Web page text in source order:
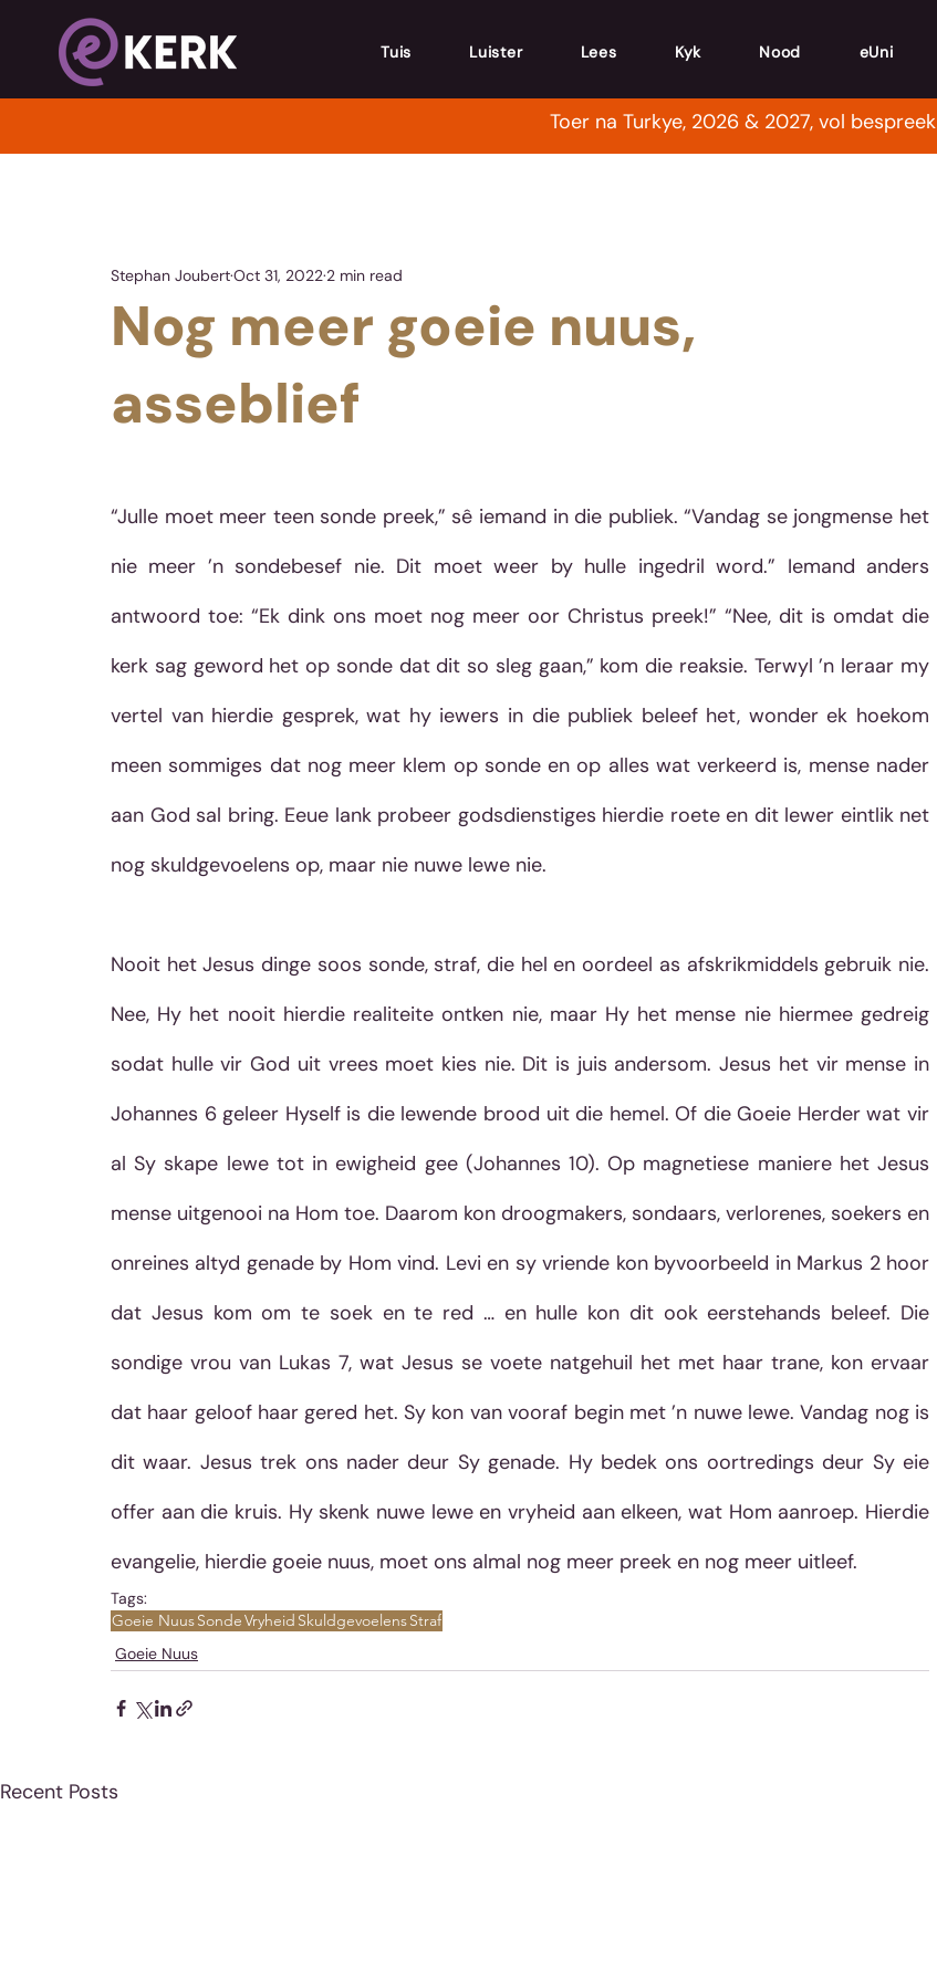
Tuis Luister Lees Kyk Nood eUni
Toer na Turkye, 2026 & 2027, vol bespreek
Nog meer goeie nuus,
asseblief
Stephan JoubertOct 31, 2022 2 min read
“Julle moet meer teen sonde preek,” sê iemand in die publiek. “Vandag se jongmense het
nie meer ’n sondebesef nie. Dit moet weer by hulle ingedril word.” Iemand anders
antwoord toe: “Ek dink ons moet nog meer oor Christus preek!” “Nee, dit is omdat die
kerk sag geword het op sonde dat dit so sleg gaan,” kom die reaksie. Terwyl ’n leraar my
vertel van hierdie gesprek, wat hy iewers in die publiek beleef het, wonder ek hoekom
meen sommiges dat nog meer klem op sonde en op alles wat verkeerd is, mense nader
aan God sal bring. Eeue lank probeer godsdienstiges hierdie roete en dit lewer eintlik net
nog skuldgevoelens op, maar nie nuwe lewe nie.
Nooit het Jesus dinge soos sonde, straf, die hel en oordeel as afskrikmiddels gebruik nie.
Nee, Hy het nooit hierdie realiteite ontken nie, maar Hy het mense nie hiermee gedreig
sodat hulle vir God uit vrees moet kies nie. Dit is juis andersom. Jesus het vir mense in
Johannes 6 geleer Hyself is die lewende brood uit die hemel. Of die Goeie Herder wat vir
al Sy skape lewe tot in ewigheid gee (Johannes 10). Op magnetiese maniere het Jesus
mense uitgenooi na Hom toe. Daarom kon droogmakers, sondaars, verlorenes, soekers en
onreines altyd genade by Hom vind. Levi en sy vriende kon byvoorbeeld in Markus 2 hoor
dat Jesus kom om te soek en te red … en hulle kon dit ook eerstehands beleef. Die
sondige vrou van Lukas 7, wat Jesus se voete natgehuil het met haar trane, kon ervaar
dat haar geloof haar gered het. Sy kon van vooraf begin met ’n nuwe lewe. Vandag nog is
dit waar. Jesus trek ons nader deur Sy genade. Hy bedek ons oortredings deur Sy eie
offer aan die kruis. Hy skenk nuwe lewe en vryheid aan elkeen, wat Hom aanroep. Hierdie
evangelie, hierdie goeie nuus, moet ons almal nog meer preek en nog meer uitleef.
Tags:
Goeie NuusSondeVryheid SkuldgevoelensStraf
Goeie Nuus
Recent Posts